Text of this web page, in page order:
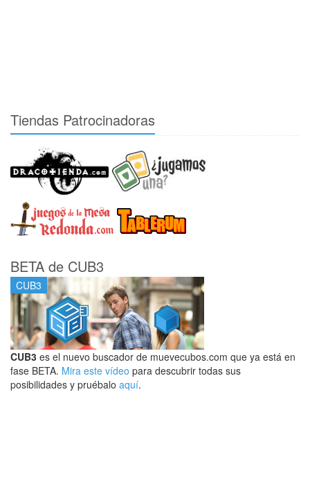
Tiendas Patrocinadoras
BETA de CUB3
CUB3
CUB3 es el nuevo buscador de muevecubos.com que ya está en
fase BETA. Mira este vídeo para descubrir todas sus
posibilidades y pruébalo aquí.